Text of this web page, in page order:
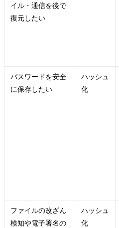
イル・通信を後で
復元したい
パスワードを安全
に保存したい
ハッシュ
化
ファイルの改ざん
検知や電子署名の
ハッシュ
化